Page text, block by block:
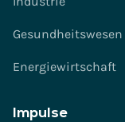
Gesundheitswesen
Energiewirtschaft
Impulse